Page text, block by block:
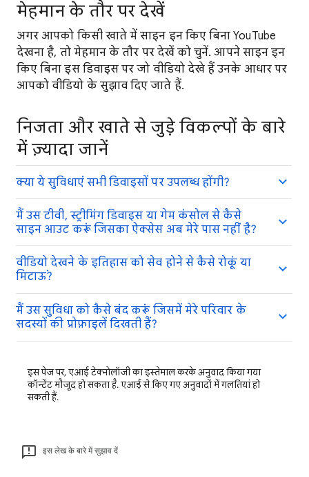
मेहमान के तौर पर देखें
अगर आपको किसी खाते में साइन इन किए बिना YouTube
देखना है, तो मेहमान के तौर पर देखें को चुनें. आपने साइन इन
किए बिना इस डिवाइस पर जो वीडियो देखे हैं उनके आधार पर
आपको वीडियो के सुझाव दिए जाते हैं.
निजता और खाते से जुड़े विकल्पों के बारे
में ज़्यादा जानें
क्या ये सुविधाएं सभी डिवाइसों पर उपलब्ध होंगी?
मैं उस टीवी, स्ट्रीमिंग डिवाइस या गेम कंसोल से कैसे
साइन आउट करूं जिसका ऐक्सेस अब मेरे पास नहीं है?
वीडियो देखने के इतिहास को सेव होने से कैसे रोकूं या
मिटाऊं?
मैं उस सुविधा को कैसे बंद करूं जिसमें मेरे परिवार के
सदस्यों की प्रोफ़ाइलें दिखती हैं?
इस पेज पर, एआई टेक्नोलॉजी का इस्तेमाल करके अनुवाद किया गया
कॉन्टेंट मौजूद हो सकता है. एआई से किए गए अनुवादों में गलतियां हो
सकती हैं.
इस लेख के बारे में सुझाव दें